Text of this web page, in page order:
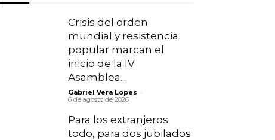
Crisis del orden
mundial y resistencia
popular marcan el
inicio de la IV
Asamblea...
Gabriel Vera Lopes -
6 de agosto de 2026
Para los extranjeros
todo, para dos jubilados